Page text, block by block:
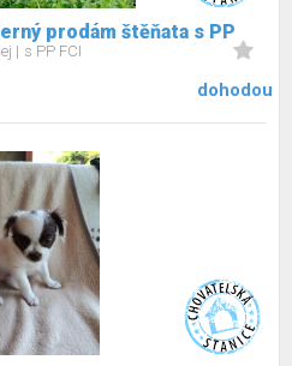
prodám štěňata s PP
s PP FCI
dohodou